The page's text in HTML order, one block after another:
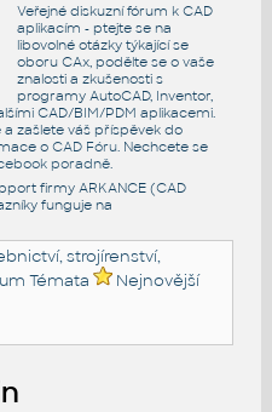
Veřejné diskuzní fórum k CAD
aplikacím - ptejte se na
libovolné otázky týkající se
oboru CAx, podělte se o vaše
znalosti a zkušenosti s
programy AutoCAD, Inventor,
CAD/BIM/PDM aplikacemi.
zašlete váš příspěvek do
o CAD Fóru. Nechcete se
poradně.
firmy ARKANCE (CAD
funguje na
strojírenství,
Témata
Nejnovější